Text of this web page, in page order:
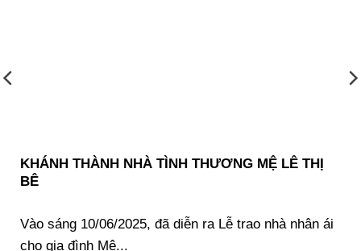
KHÁNH THÀNH NHÀ TÌNH THƯƠNG MỆ LÊ THỊ
BÊ
Vào sáng 10/06/2025, đã diễn ra Lễ trao nhà nhân ái
cho gia đình Mệ...